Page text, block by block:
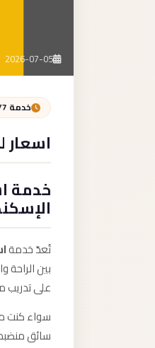
2026-07-05
خدمة 24/7
اسعار
خدمة
تُعدّ خدمة
بين
على
سواء كنت
سائق